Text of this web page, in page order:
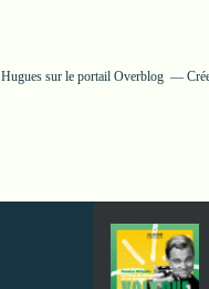
Hugues sur le portail Overblog